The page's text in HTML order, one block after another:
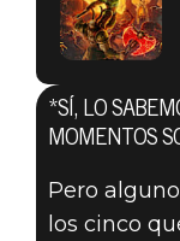
28 de
*SÍ, LO
MOMENTOS
Pero
los cinco